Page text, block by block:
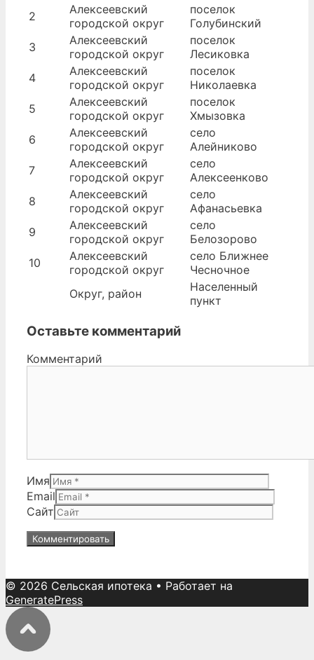
2
Алексеевский
городской округ
поселок
Голубинский
3
Алексеевский
городской округ
поселок
Лесиковка
4
Алексеевский
городской округ
поселок
Николаевка
5
Алексеевский
городской округ
поселок
Хмызовка
6
Алексеевский
городской округ
село
Алейниково
7
Алексеевский
городской округ
село
Алексеенково
8
Алексеевский
городской округ
село
Афанасьевка
9
Алексеевский
городской округ
село
Белозорово
10
Алексеевский
городской округ
село Ближнее
Чесночное
Округ, район
Населенный
пункт
Оставьте комментарий
Комментарий
Имя
Email
Сайт
© 2026 Сельская ипотека • Работает на
GeneratePress